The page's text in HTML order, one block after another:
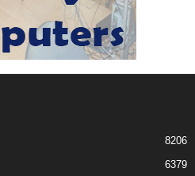
8206
6379